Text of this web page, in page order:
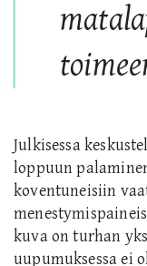
Julkisessa
loppuun
koventuneisiin
kuva on turhan
uupumuksessa ei